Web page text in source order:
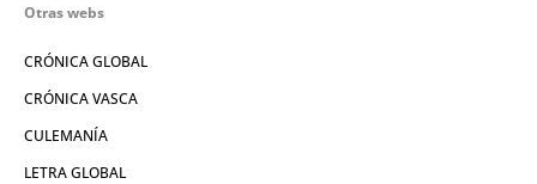
Otras webs
CRÓNICA GLOBAL
CRÓNICA VASCA
CULEMANÍA
LETRA GLOBAL